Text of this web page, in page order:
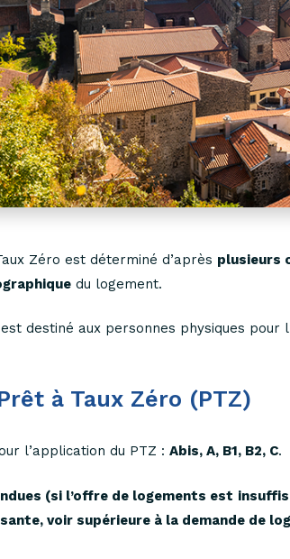
Zéro est déterminé d’après plusieurs
du logement.
destiné aux personnes physiques pour
à Taux Zéro (PTZ)
l’application du PTZ : Abis, A, B1, B2, C.
(si l’offre de logements est
voir supérieure à la demande de